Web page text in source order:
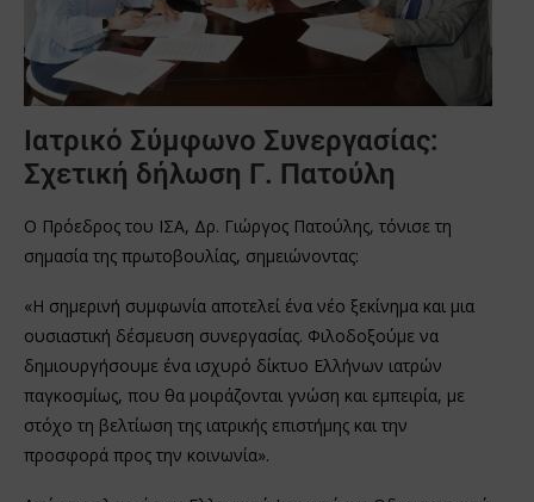
Ιατρικό Σύμφωνο Συνεργασίας:
Σχετική δήλωση Γ. Πατούλη
Ο Πρόεδρος του ΙΣΑ, Δρ. Γιώργος Πατούλης, τόνισε τη
σημασία της πρωτοβουλίας, σημειώνοντας:
«Η σημερινή συμφωνία αποτελεί ένα νέο ξεκίνημα και μια
ουσιαστική δέσμευση συνεργασίας. Φιλοδοξούμε να
δημιουργήσουμε ένα ισχυρό δίκτυο Ελλήνων ιατρών
παγκοσμίως, που θα μοιράζονται γνώση και εμπειρία, με
στόχο τη βελτίωση της ιατρικής επιστήμης και την
προσφορά προς την κοινωνία».